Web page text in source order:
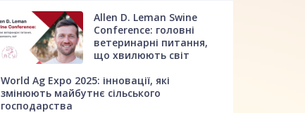
Allen D. Leman Swine
Conference: головні
ветеринарні питання,
що хвилюють світ
World Ag Expo 2025: інновації, які
змінюють майбутнє сільського
господарства